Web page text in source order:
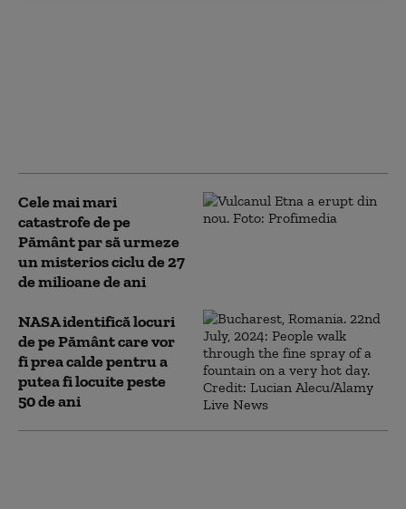
Cele mai mari
catastrofe de pe
Pământ par să urmeze
un misterios ciclu de 27
de milioane de ani
NASA identifică locuri
de pe Pământ care vor
fi prea calde pentru a
putea fi locuite peste
50 de ani